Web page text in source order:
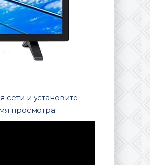
сети и установите
просмотра.